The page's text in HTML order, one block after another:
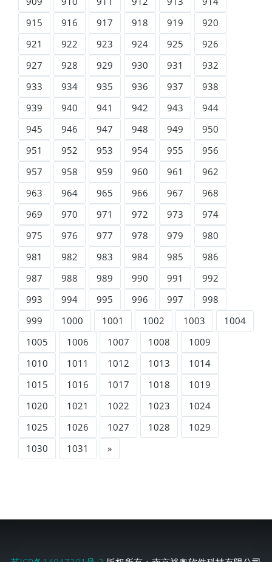
915
916 917 918 919
920
921
922 923 924 925
926
927
928 929 930 931
932
933
934 935 936 937
938
939
940 941 942 943
944
945
946 947 948 949
950
951
952 953 954 955
956
957
958 959 960 961
962
963
964 965 966 967
968
969
970 971 972 973
974
975
976 977 978 979
980
981
982 983 984 985
986
987
988 989 990 991
992
993
994 995 996 997
998
999
1000 1001 1002 1003
1004
1005
1006 1007 1008
1009
1010
1011 1012 1013
1014
1015
1016 1017 1018
1019
1020
1021 1022 1023
1024
1025
1026 1027 1028
1029
1030
1031 »